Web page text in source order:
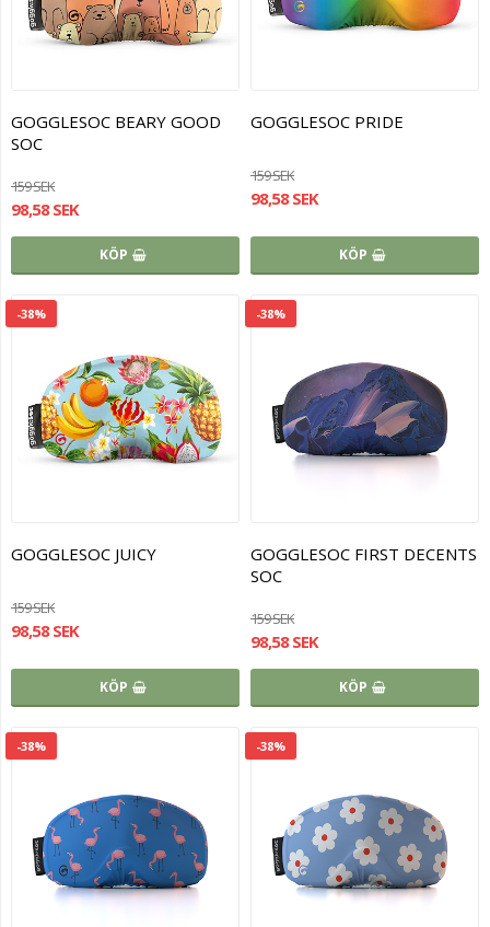
GOGGLESOC BEARY GOOD
SOC
159 SEK
98,58 SEK
KÖP
GOGGLESOC PRIDE
159 SEK
98,58 SEK
KÖP
-38%
GOGGLESOC JUICY
159 SEK
98,58 SEK
KÖP
-38%
GOGGLESOC FIRST DECENTS
SOC
159 SEK
98,58 SEK
KÖP
-38% -38%